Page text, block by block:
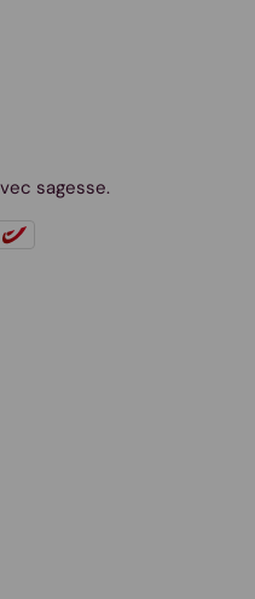
sagesse.